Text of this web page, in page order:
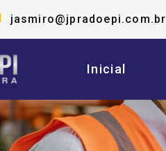
jasmiro@jpradoepi.com.br
Inicial